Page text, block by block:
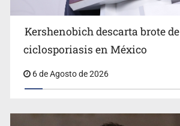
Kershenobich descarta brote de
ciclosporiasis en México
6 de Agosto de 2026